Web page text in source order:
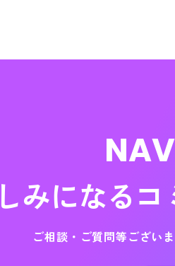
みになるコ
ご相談・ご質問等ございま